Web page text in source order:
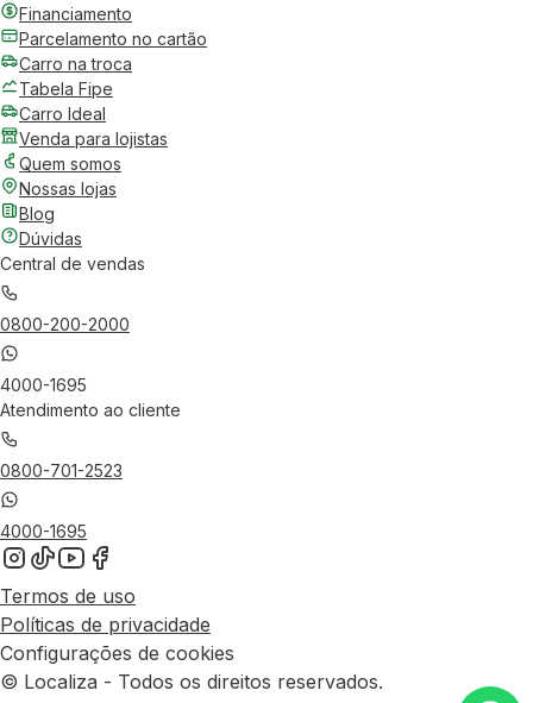
Financiamento
Parcelamento no cartão
Carro na troca
Tabela Fipe
Carro Ideal
Venda para lojistas
Quem somos
Nossas lojas
Blog
Dúvidas
Central de vendas
0800-200-2000
4000-1695
Atendimento ao cliente
0800-701-2523
4000-1695
Termos de uso
Políticas de privacidade
Configurações de cookies
© Localiza - Todos os direitos reservados.